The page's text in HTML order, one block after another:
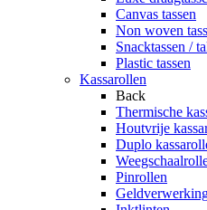
Canvas tassen
Non woven
Snacktassen /
Plastic tassen
Kassarollen
Back
Thermische
Houtvrije
Duplo
Pinrollen